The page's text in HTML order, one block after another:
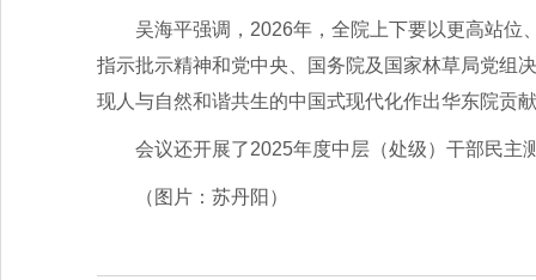
吴海平强调，2026年，全院上下要以更高站位
指示批示精神和党中央、国务院及国家林草局党组
现人与自然和谐共生的中国式现代化作出华东院贡
会议还开展了2025年度中层（处级）干部民主
（图片：苏丹阳）